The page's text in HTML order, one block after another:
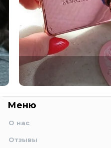
Меню
О нас
Отзывы